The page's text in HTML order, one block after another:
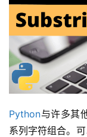
Python与许多其
系列字符组合。